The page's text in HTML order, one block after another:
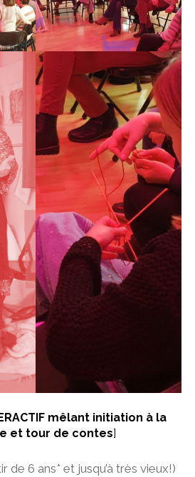
mêlant initiation à la
et tour de contes]
de 6 ans* et jusqu’à très vieux!)